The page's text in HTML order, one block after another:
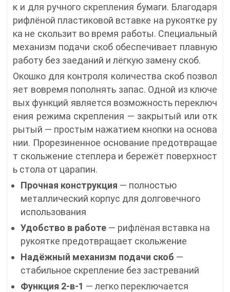
к и для ручного скрепления бумаги. Благодаря
рифлёной пластиковой вставке на рукоятке ру
ка не скользит во время работы. Специальный
механизм подачи скоб обеспечивает плавную
работу без заеданий и лёгкую замену скоб.
Окошко для контроля количества скоб позвол
яет вовремя пополнять запас. Одной из ключе
вых функций является возможность переключ
ения режима скрепления — закрытый или отк
рытый — простым нажатием кнопки на основа
нии. Прорезиненное основание предотвращае
т скольжение степлера и бережёт поверхност
ь стола от царапин.
Прочная конструкция — полностью
металлический корпус для долговечного
использования
Удобство в работе — рифлёная вставка на
рукоятке предотвращает скольжение
Надёжный механизм подачи скоб —
стабильное скрепление без застреваний
Функция 2-в-1 — легко переключается